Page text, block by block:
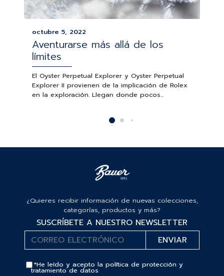
octubre 5, 2022
Aventurarse más allá de los
límites
El Oyster Perpetual Explorer y Oyster Perpetual
Explorer II provienen de la implicación de Rolex
en la exploración. Llegan donde pocos...
¿Quieres recibir información de nuevas colecciones,
categorías, productos y más?
SUSCRÍBETE A NUESTRO NEWSLETTER
*He leído y acepto la política de protección y
tratamiento de datos